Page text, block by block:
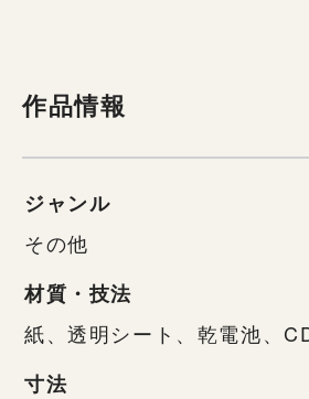
作品情報
ジャンル
その他
材質・技法
紙、透明シート、乾電池、
寸法